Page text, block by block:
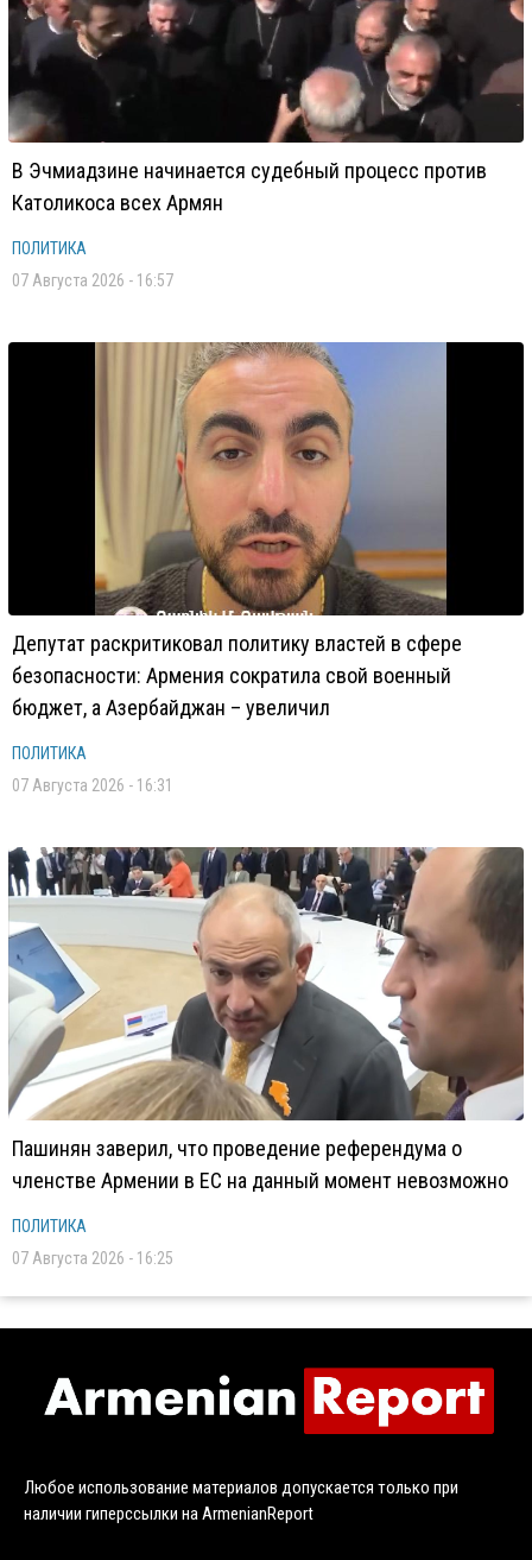
В Эчмиадзине начинается судебный процесс против
Католикоса всех Армян
ПОЛИТИКА
07 Августа 2026 - 16:57
Депутат раскритиковал политику властей в сфере
безопасности: Армения сократила свой военный
бюджет, а Азербайджан – увеличил
ПОЛИТИКА
07 Августа 2026 - 16:31
Пашинян заверил, что проведение референдума о
членстве Армении в ЕС на данный момент невозможно
ПОЛИТИКА
07 Августа 2026 - 16:25
Любое использование материалов допускается только при
наличии гиперссылки на ArmenianReport